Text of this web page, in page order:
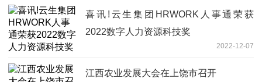
喜讯!云生集团HRWORK人事通荣获
2022数字人力资源科技奖
2022-12-07
江西农业发展大会在上饶市召开